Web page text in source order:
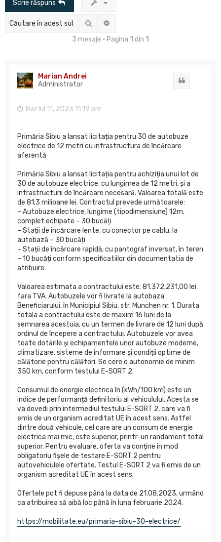
Scrie răspuns
Căutare
3 mesaje • Pagina 1 din 1
Marian Andrei
Administrator
Mar Iul 11, 2023 11:19 pm
Primăria Sibiu a lansat licitația pentru 30 de autobuze
electrice de 12 metri cu infrastructura de încărcare
aferentă
Primăria Sibiu a lansat licitația pentru achiziția unui lot de
30 de autobuze electrice, cu lungimea de 12 metri, și a
infrastructurii de încărcare necesară. Valoarea totală este
de 81,3 milioane lei. Contractul prevede următoarele:
– Autobuze electrice, lungime (tipodimensiune) 12m,
complet echipate – 30 bucăți
– Stații de încărcare lente, cu conector pe cablu, la
autobază – 30 bucăți
– Stații de încărcare rapidă, cu pantograf inversat, în teren
– 10 bucăți conform specificatiilor din documentatia de
atribuire.
Valoarea estimata a contractului este: 81.372.231,00 lei
fara TVA. Autobuzele vor fi livrate la autobaza
Beneficiarului, în Municipiul Sibiu, str. Munchen nr. 1. Durata
totala a contractului este de maxim 16 luni de la
semnarea acestuia, cu un termen de livrare de 12 luni după
ordinul de începere a contractului. Autobuzele vor avea
toate dotările și echipamentele unor autobuze moderne,
climatizare, sisteme de informare și condiții optime de
călătorie pentru călători. Se cere o autonomie de minim
350 km, conform testului E-SORT 2.
Consumul de energie electrica în (kWh/100 km) este un
indice de performanță definitoriu al vehiculului. Acesta se
va dovedi prin intermediul testului E-SORT 2, care va fi
emis de un organism acreditat UE în acest sens. Astfel
dintre două vehicule, cel care are un consum de energie
electrica mai mic, este superior, printr-un randament total
superior. Pentru evaluare, oferta va conține în mod
obligatoriu fișele de testare E-SORT 2 pentru
autovehiculele ofertate. Testul E-SORT 2 va fi emis de un
organism acreditat UE în acest sens.
Ofertele pot fi depuse până la data de 21.08.2023, urmând
ca atribuirea să aibă loc până în luna februarie 2024.
https://mobilitate.eu/primaria-sibiu-30-electrice/